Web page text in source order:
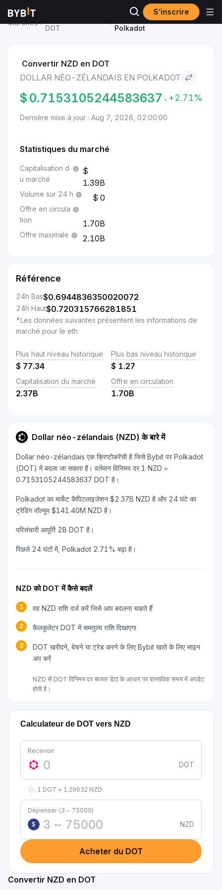
S’inscrire
Marchés
DOT
Dollar néo-zélandais to
Polkadot
Convertir NZD en DOT
DOLLAR NÉO-ZÉLANDAIS EN POLKADOT
$ 0.7153105244583637 +2.71%
Dernière mise à jour : Aug 7, 2026, 02:00:00
Statistiques du marché
Capitalisation d
u marché
1.39B
Volume sur 24 h 0
Offre en circula
tion
1.70B
Offre maximale 2.10B
Référence
24h Bas$0.6944836350020072
24h Haut$0.720315766281851
*Les données suivantes présentent les informations de
marché pour le eth
Plus haut niveau historique
$ 77.34
Plus bas niveau historique
$ 1.27
Capitalisation du marché
2.37B
Offre en circulation
1.70B
Dollar néo-zélandais (NZD) के बारे में
Dollar néo-zélandais एक क्रिप्टोकरेंसी है जिसे Bybit पर Polkadot
(DOT) में बदला जा सकता है। वर्तमान विनिमय दर 1 NZD =
0.7153105244583637 DOT है।
Polkadot का मार्केट कैपिटलाइजेशन $2.37B NZD है और 24 घंटे का
ट्रेडिंग वॉल्यूम $141.40M NZD है।
परिसंचारी आपूर्ति 2B DOT है।
पिछले 24 घंटों में, Polkadot 2.71% बढ़ा है।
NZD को DOT में कैसे बदलें
1 वह NZD राशि दर्ज करें जिसे आप बदलना चाहते हैं
2 कैलकुलेटर DOT में समतुल्य राशि दिखाएगा
3
DOT खरीदने, बेचने या ट्रेड करने के लिए Bybit खाते के लिए साइन
अप करें
NZD से DOT विनिमय दर बाजार डेटा के आधार पर वास्तविक समय में अपडेट
होती है।
Calculateur de DOT vers NZD
Recevoir
DOT
1 DOT ≈ 1.29632 NZD
Dépenser (3 ~ 75000)
$
NZD
Acheter du DOT
Convertir NZD en DOT